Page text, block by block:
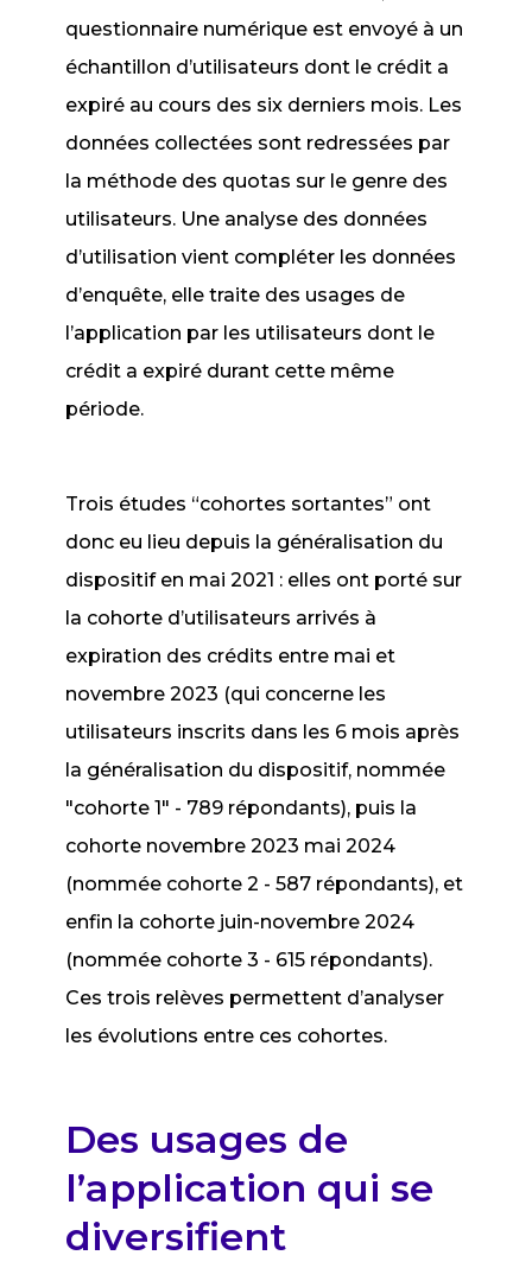
questionnaire numérique est envoyé à un
échantillon d’utilisateurs dont le crédit a
expiré au cours des six derniers mois. Les
données collectées sont redressées par
la méthode des quotas sur le genre des
utilisateurs. Une analyse des données
d’utilisation vient compléter les données
d’enquête, elle traite des usages de
l’application par les utilisateurs dont le
crédit a expiré durant cette même
période.
Trois études “cohortes sortantes” ont
donc eu lieu depuis la généralisation du
dispositif en mai 2021 : elles ont porté sur
la cohorte d’utilisateurs arrivés à
expiration des crédits entre mai et
novembre 2023 (qui concerne les
utilisateurs inscrits dans les 6 mois après
la généralisation du dispositif, nommée
"cohorte 1" - 789 répondants), puis la
cohorte novembre 2023 mai 2024
(nommée cohorte 2 - 587 répondants), et
enfin la cohorte juin-novembre 2024
(nommée cohorte 3 - 615 répondants).
Ces trois relèves permettent d’analyser
les évolutions entre ces cohortes.
Des usages de
l’application qui se
diversifient